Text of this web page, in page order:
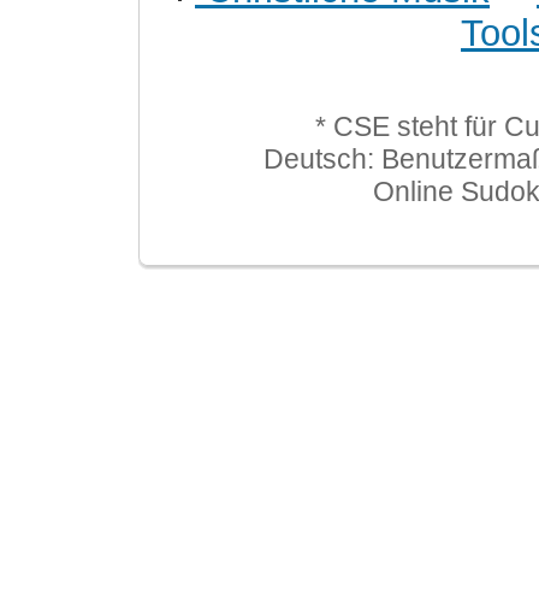
* CSE steht für
Deutsch:
Online